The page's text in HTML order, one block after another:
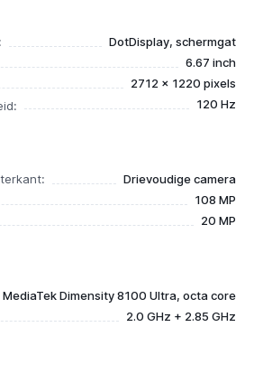
DotDisplay, schermgat
6.67 inch
2712 x 1220 pixels
120 Hz
Drievoudige camera
108 MP
20 MP
MediaTek Dimensity 8100 Ultra, octa core
2.0 GHz + 2.85 GHz